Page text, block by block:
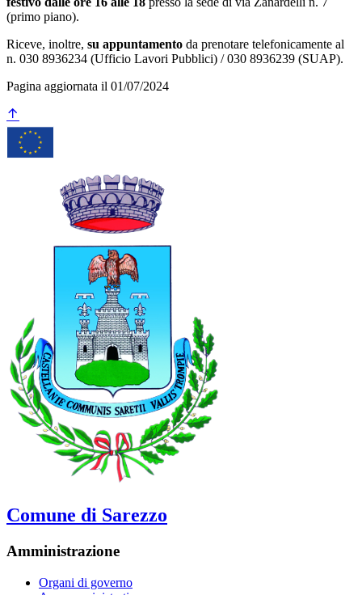
(primo piano).
Riceve, inoltre, su appuntamento da prenotare telefonicamente al
n. 030 8936234 (Ufficio Lavori Pubblici) / 030 8936239 (SUAP).
Pagina aggiornata il 01/07/2024
Comune di Sarezzo
Amministrazione
Organi di governo